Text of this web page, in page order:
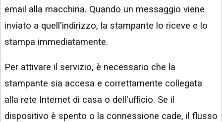
email alla macchina. Quando un messaggio viene
inviato a quell'indirizzo, la stampante lo riceve e lo
stampa immediatamente.
Per attivare il servizio, è necessario che la
stampante sia accesa e correttamente collegata
alla rete Internet di casa o dell'ufficio. Se il
dispositivo è spento o la connessione cade, il flusso